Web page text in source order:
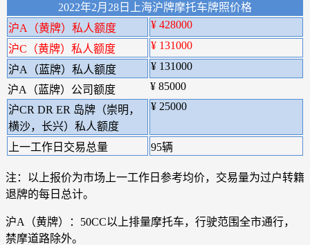
2022年2月28日上海沪牌摩托车牌照价格
沪A（黄牌）私人额度
¥ 428000
沪C（黄牌）私人额度 ¥ 131000
沪A（蓝牌）私人额度
¥ 131000
沪A（蓝牌）公司额度
¥ 85000
沪CR DR ER 岛牌（崇明，
横沙，长兴）私人额度
¥ 25000
上一工作日交易总量 95辆
注：以上报价为市场上一工作日参考均价，交易量为过户转籍
退牌的每日总计。
沪A（黄牌）：50CC以上排量摩托车，行驶范围全市通行，
禁摩道路除外。